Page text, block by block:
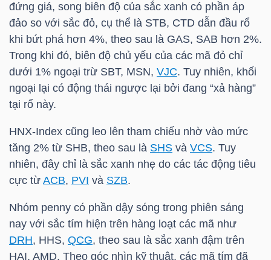
đứng giá, song biên độ của sắc xanh có phần áp
đảo so với sắc đỏ, cụ thể là STB, CTD dẫn đầu rổ
khi bứt phá hơn 4%, theo sau là GAS, SAB hơn 2%.
Trong khi đó, biên độ chủ yếu của các mã đỏ chỉ
dưới 1% ngoại trừ SBT, MSN, VJC. Tuy nhiên, khối
ngoại lại có động thái ngược lại bởi đang “xả hàng”
tại rổ này.
HNX-Index cũng leo lên tham chiếu nhờ vào mức
tăng 2% từ SHB, theo sau là SHS và VCS. Tuy
nhiên, đây chỉ là sắc xanh nhẹ do các tác động tiêu
cực từ ACB, PVI và SZB.
Nhóm penny có phần dậy sóng trong phiên sáng
nay với sắc tím hiện trên hàng loạt các mã như
DRH, HHS, QCG, theo sau là sắc xanh đậm trên
HAI, AMD. Theo góc nhìn kỹ thuật, các mã tím đã
VẬT
LIỆU
CÔNG
DÙNG
KHÔNG
THIẾT